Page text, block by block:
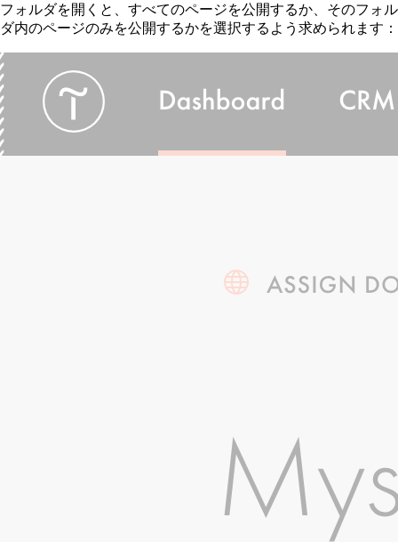
フォルダを開くと、すべてのページを公開するか、そのフォル
ダ内のページのみを公開するかを選択するよう求められます：